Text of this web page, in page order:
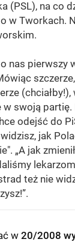
(PSL), na co
w Tworkach.
nas pierwszy
(chciałby!),
w swoją
odejść do
widzisz, jak
„A jak
też nie
w 20/2008